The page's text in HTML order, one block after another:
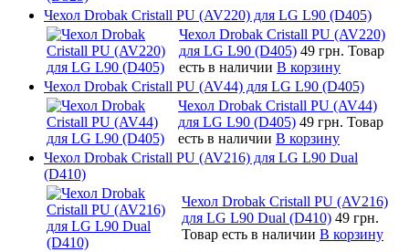
Чехол Drobak Cristall PU (AV220) для LG L90 (D405)
Чехол Drobak Cristall PU (AV220)
для LG L90 (D405) 49 грн. Товар
есть в наличии В корзину
Чехол Drobak Cristall PU (AV44) для LG L90 (D405)
Чехол Drobak Cristall PU (AV44)
для LG L90 (D405) 49 грн. Товар
есть в наличии В корзину
Чехол Drobak Cristall PU (AV216) для LG L90 Dual
(D410)
Чехол Drobak Cristall PU (AV216)
для LG L90 Dual (D410) 49 грн.
Товар есть в наличии В корзину